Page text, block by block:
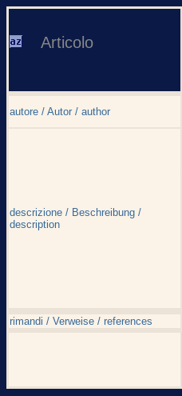
Articolo
autore / Autor / author
descrizione / Beschreibung /
description
rimandi / Verweise / references